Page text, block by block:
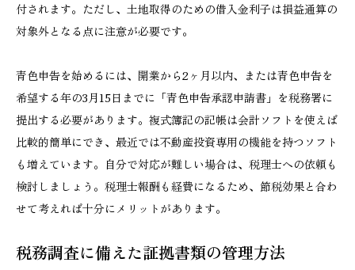
付されます。ただし、土地取得のための借入金利子は損益通算の
対象外となる点に注意が必要です。
青色申告を始めるには、開業から2ヶ月以内、または青色申告を
希望する年の3月15日までに「青色申告承認申請書」を税務署に
提出する必要があります。複式簿記の記帳は会計ソフトを使えば
比較的簡単にでき、最近では不動産投資専用の機能を持つソフト
も増えています。自分で対応が難しい場合は、税理士への依頼も
検討しましょう。税理士報酬も経費になるため、節税効果と合わ
せて考えれば十分にメリットがあります。
税務調査に備えた証拠書類の管理方法